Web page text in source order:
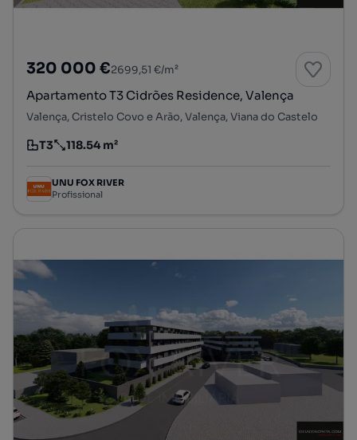
320 000 €2699,51 €/m²
Apartamento T3 Cidrões Residence, Valença
Valença, Cristelo Covo e Arão, Valença, Viana do Castelo
Tipologia
T3
Preço por metro quadrado
118.54 m²
UNU FOX RIVER
Profissional